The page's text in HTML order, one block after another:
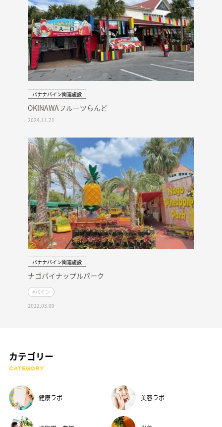
バナナパイン関連施設
2024.11.21
OKINAWAフルーツらんど
バナナパイン関連施設
2022.03.09
ナゴパイナップルパーク
#パイン
カテゴリー
CATEGORY
健康ラボ 美容ラボ